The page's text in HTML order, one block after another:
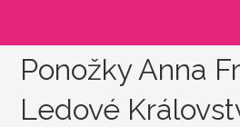
Ponožky Anna
Ledové